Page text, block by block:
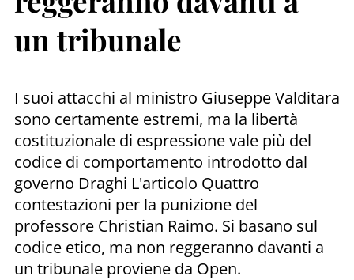
un tribunale
I suoi attacchi al ministro Giuseppe Valditara
sono certamente estremi, ma la libertà
costituzionale di espressione vale più del
codice di comportamento introdotto dal
governo Draghi L'articolo Quattro
contestazioni per la punizione del
professore Christian Raimo. Si basano sul
codice etico, ma non reggeranno davanti a
un tribunale proviene da Open.